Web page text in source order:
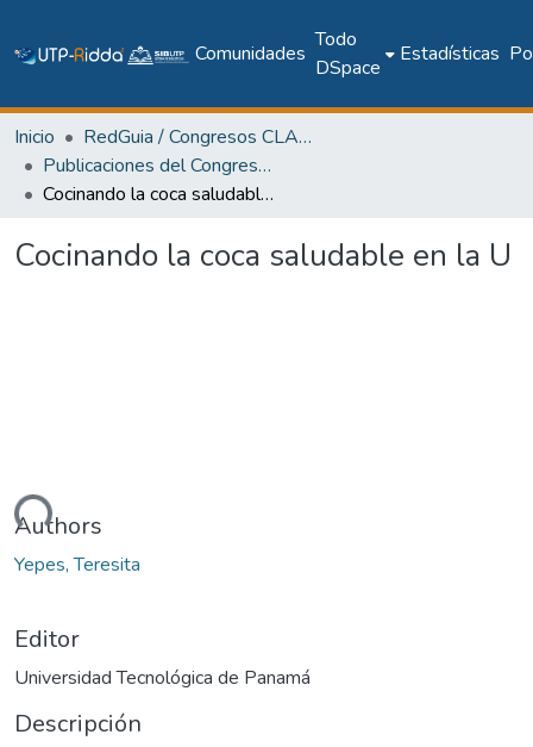
Comunidades
Todo
DSpace
Estadísticas
Inicio
RedGuia / Congresos CLABES
Publicaciones del Congreso Internacional CLABES
Cocinando la coca saludable en la U
Cocinando la coca saludable en la U
Authors
Yepes, Teresita
Editor
Universidad Tecnológica de Panamá
Descripción